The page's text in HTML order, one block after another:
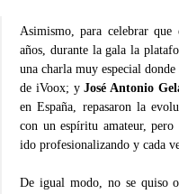
Asimismo, para celebrar que
años, durante la gala la
una charla muy especial donde
de iVoox; yJosé Antonio
en España, repasaron la
con un espíritu amateur,
ido profesionalizando y cada
De igual modo, no se quiso